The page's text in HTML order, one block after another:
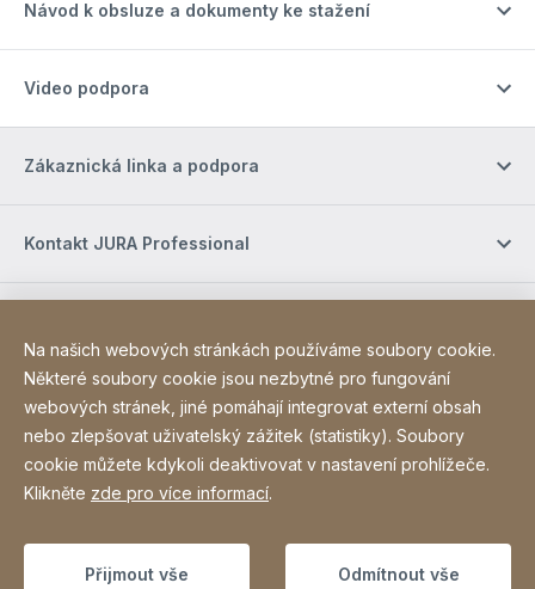
Návod k obsluze a dokumenty ke stažení
Video podpora
Zákaznická linka a podpora
Kontakt JURA Professional
Sociální média
[Website information]
Poděkování Sitemap
Copyright © 2026
Na našich webových stránkách používáme soubory cookie.
Některé soubory cookie jsou nezbytné pro fungování
webových stránek, jiné pomáhají integrovat externí obsah
nebo zlepšovat uživatelský zážitek (statistiky). Soubory
cookie můžete kdykoli deaktivovat v nastavení prohlížeče.
Klikněte zde pro více informací.
Přijmout vše Odmítnout vše